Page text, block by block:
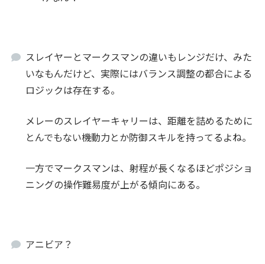
スレイヤーとマークスマンの違いもレンジだけ、みた
いなもんだけど、実際にはバランス調整の都合による
ロジックは存在する。
メレーのスレイヤーキャリーは、距離を詰めるために
とんでもない機動力とか防御スキルを持ってるよね。
一方でマークスマンは、射程が長くなるほどポジショ
ニングの操作難易度が上がる傾向にある。
アニビア？